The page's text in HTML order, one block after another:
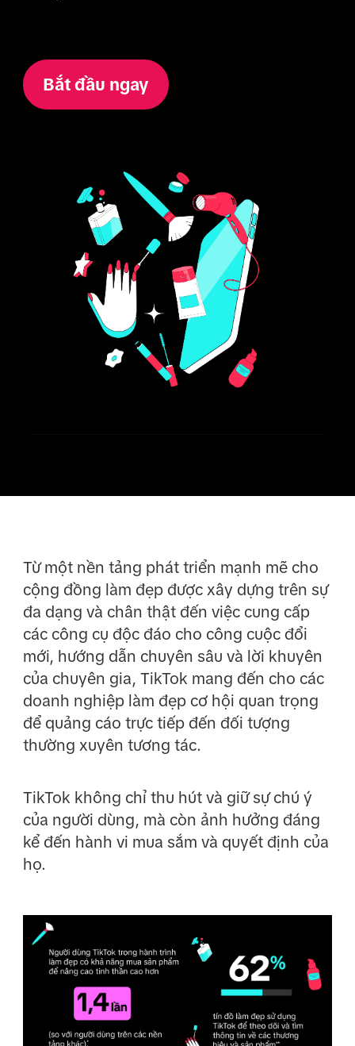
Bắt đầu ngay
Từ một nền tảng phát triển mạnh mẽ cho
cộng đồng làm đẹp được xây dựng trên sự
đa dạng và chân thật đến việc cung cấp
các công cụ độc đáo cho công cuộc đổi
mới, hướng dẫn chuyên sâu và lời khuyên
của chuyên gia, TikTok mang đến cho các
doanh nghiệp làm đẹp cơ hội quan trọng
để quảng cáo trực tiếp đến đối tượng
thường xuyên tương tác.
TikTok không chỉ thu hút và giữ sự chú ý
của người dùng, mà còn ảnh hưởng đáng
kể đến hành vi mua sắm và quyết định của
họ.